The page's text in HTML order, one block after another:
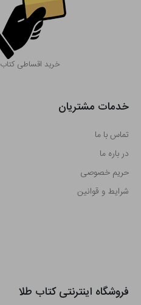
خرید اقساطی کتاب
خدمات مشتریان
تماس با ما
در باره ما
حریم خصوصی
شرایط و قوانین
فروشگاه اینترنتی کتاب طلا